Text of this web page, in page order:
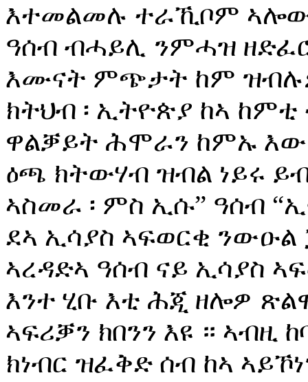
እተመልመሉ ተራኺቦም
ዓሰብ ብሓይሊ ንምሓዝ
እሙናት ምጭታት ከም
ክትህብ ፡ ኢትዮጵያ ከኣ
ዋልቓይት ሕሞራን ከምኡ
ዕጫ ክትውሃብ ዝብል ነይሩ
ኣስመራ ፡ ምስ ኢሱ” ዓሰብ
ደኣ ኢሳያስ ኣፍወርቂ ንውዑል
ኣረዳድኣ ዓሰብ ናይ ኢሳያስ
እንተ ሂቡ እቲ ሕጂ ዘሎዎ
ኣፍሪቓን ክበንን እዩ ። ኣብዚ
ክነብር ዝፈቅድ ሰብ ከኣ